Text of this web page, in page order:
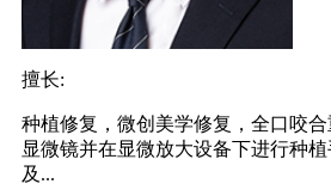
擅长:
种植修复，微创美学修复，全口咬
显微镜并在显微放大设备下进行种
及...